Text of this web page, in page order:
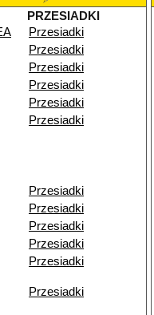
PRZESIADKI
Przesiadki
Przesiadki
Przesiadki
Przesiadki
Przesiadki
Przesiadki
Przesiadki
Przesiadki
Przesiadki
Przesiadki
Przesiadki
Przesiadki